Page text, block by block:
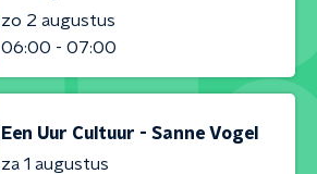
zo 2 augustus
06:00 - 07:00
Een Uur Cultuur - Sanne Vogel
za 1 augustus